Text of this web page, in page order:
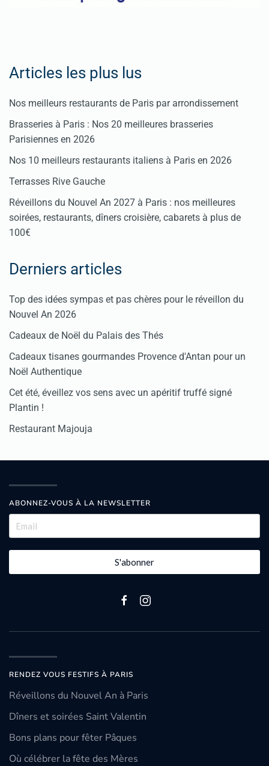
Articles les plus lus
Nos meilleurs restaurants de Paris par arrondissement
Brasseries à Paris : Nos 20 meilleures brasseries
Parisiennes en 2026
Nos 10 meilleurs restaurants italiens à Paris en 2026
Terrasses Rive Gauche
Réveillons du Nouvel An 2027 à Paris : nos meilleures
soirées, restaurants, dîners croisière, cabarets à plus de
100€
Derniers articles
Top des idées sympas et pas chères pour le réveillon du
Nouvel An 2026
Cadeaux de Noël du Palais des Thés
Cadeaux tisanes gourmandes Provence d'Antan pour un
Noël Authentique
Cet été, éveillez vos sens avec un apéritif truffé signé
Plantin !
Restaurant Majouja
ABONNEZ-VOUS À LA NEWSLETTER
S'abonner
RENDEZ VOUS FESTIFS À PARIS
Réveillons du Nouvel An à Paris
Dîners et soirées Saint Valentin
Bons plans pour fêter Pâques
Où célébrer la fête des Mères